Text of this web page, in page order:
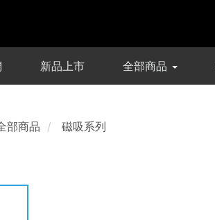
新品上市 全部商品
部商品 磁吸系列